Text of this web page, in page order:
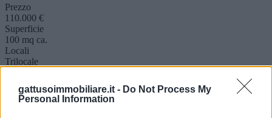
gattusoimmobiliare.it - Do Not Process My
Personal Information
Prezzo
110.000 €
Superficie
100 mq ca.
Locali
Trilocale